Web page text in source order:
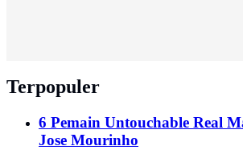
Terpopuler
6 Pemain Untouchable Real
Jose Mourinho